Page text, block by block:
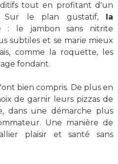
tout en profitant d'un
Sur le plan gustatif, la
: le jambon sans nitrite
subtiles et se marie mieux
comme la roquette, les
fondant.
bien compris. De plus en
de garnir leurs pizzas de
dans une démarche plus
Une manière de
plaisir et santé sans